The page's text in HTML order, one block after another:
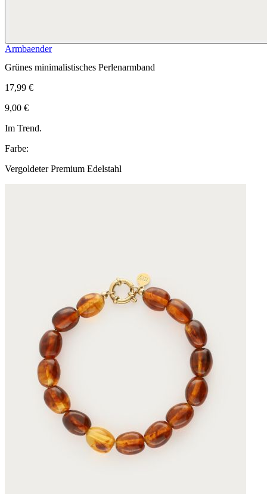
Armbaender
Grünes minimalistisches Perlenarmband
17,99 €
9,00 €
Im Trend.
Farbe:
Vergoldeter Premium Edelstahl